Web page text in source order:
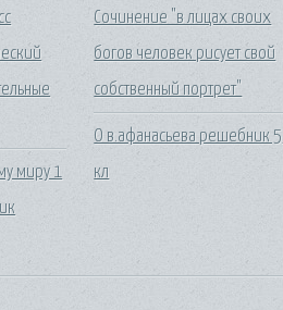
миру 1
Сочинение "в лицах своих
богов человек рисует свой
собственный портрет"
О в.афанасьева решебник 5
кл